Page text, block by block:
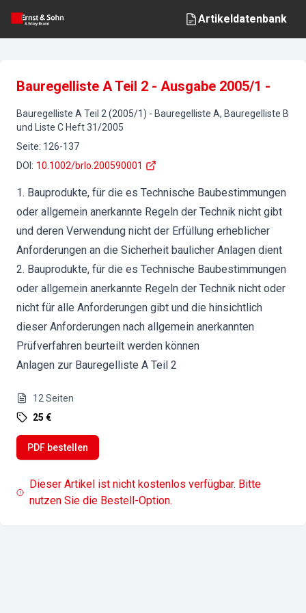
Artikeldatenbank
Bauregelliste A Teil 2 - Ausgabe 2005/1 -
Bauregelliste A Teil 2 (2005/1) - Bauregelliste A, Bauregelliste B
und Liste C Heft31/2005
Seite: 126-137
DOI : 10.1002/brlo.200590001
1. Bauprodukte, für die es Technische Baubestimmungen
oder allgemein anerkannte Regeln der Technik nicht gibt
und deren Verwendung nicht der Erfüllung erheblicher
Anforderungen an die Sicherheit baulicher Anlagen dient
2. Bauprodukte, für die es Technische Baubestimmungen
oder allgemein anerkannte Regeln der Technik nicht oder
nicht für alle Anforderungen gibt und die hinsichtlich
dieser Anforderungen nach allgemein anerkannten
Prüfverfahren beurteilt werden können
Anlagen zur Bauregelliste A Teil 2
12 Seiten
25 €
PDF bestellen
Dieser Artikel ist nicht kostenlos verfügbar. Bitte
nutzen Sie die Bestell-Option.